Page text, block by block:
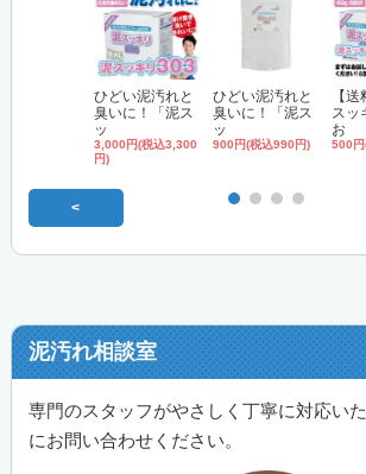
ひどい泥汚れと
臭いに！「泥ス
ッ
3,000円(税込3,300
円)
ひどい泥汚れと
臭いに！「泥ス
ッ
900円(税込990円)
【
スッ
お
500
<
泥汚れ相談室
専門のスタッフがやさしく丁寧に対応い
にお問い合わせください。